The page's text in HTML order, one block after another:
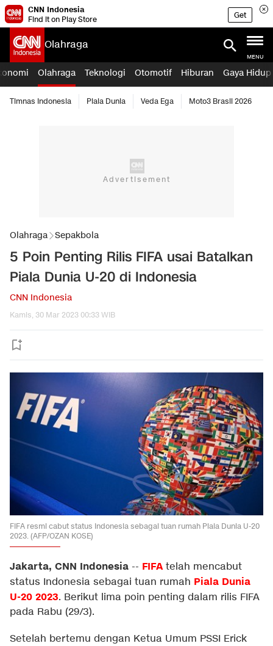
CNN Indonesia
Find it on Play Store
Get
Olahraga
MENU
Olahraga Teknologi Otomotif Hiburan Gaya Hidup
Timnas Indonesia Piala Dunia Veda Ega Moto3 Brasil 2026
Olahraga Sepakbola
5 Poin Penting Rilis FIFA usai Batalkan
Piala Dunia U-20 di Indonesia
CNN Indonesia
Kamis, 30 Mar 2023 00:33 WIB
FIFA resmi cabut status Indonesia sebagai tuan rumah Piala Dunia U-20
2023. (AFP/OZAN KOSE)
Jakarta, CNN Indonesia -- FIFAtelah mencabut
status Indonesia sebagai tuan rumah Piala Dunia
U-20 2023. Berikut lima poin penting dalam rilis FIFA
pada Rabu (29/3).
Setelah bertemu dengan Ketua Umum PSSI Erick